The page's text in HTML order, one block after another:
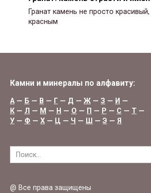
Гранат камень не просто
красным
Камни и минералы по алфавиту:
А— Б — В — Г — Д — Ж — З — И —
К — Л — М — Н — О — П — Р — С — Т —
У — Ф — Х — Ц — Ч — Ш — Э — Я
Search
for:
@ Все права защищены